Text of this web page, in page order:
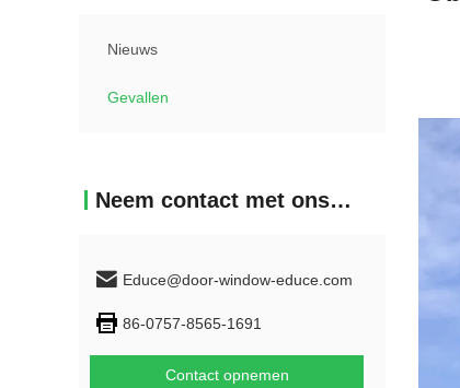
Nieuws
Gevallen
Neem contact met ons op
Educe@door-window-educe.com
86-0757-8565-1691
Contact opnemen